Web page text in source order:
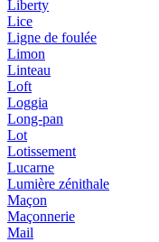
Liberty
Lice
Ligne de foulée
Limon
Linteau
Loft
Loggia
Long-pan
Lot
Lotissement
Lucarne
Lumière zénithale
Maçon
Maçonnerie
Mail